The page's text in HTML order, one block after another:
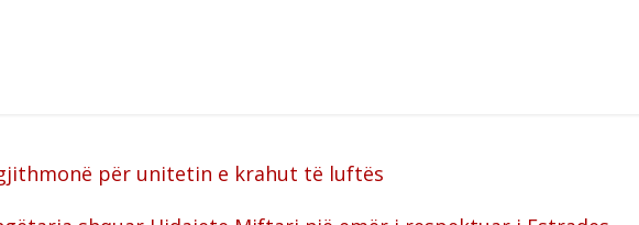
për unitetin e krahut të luftës